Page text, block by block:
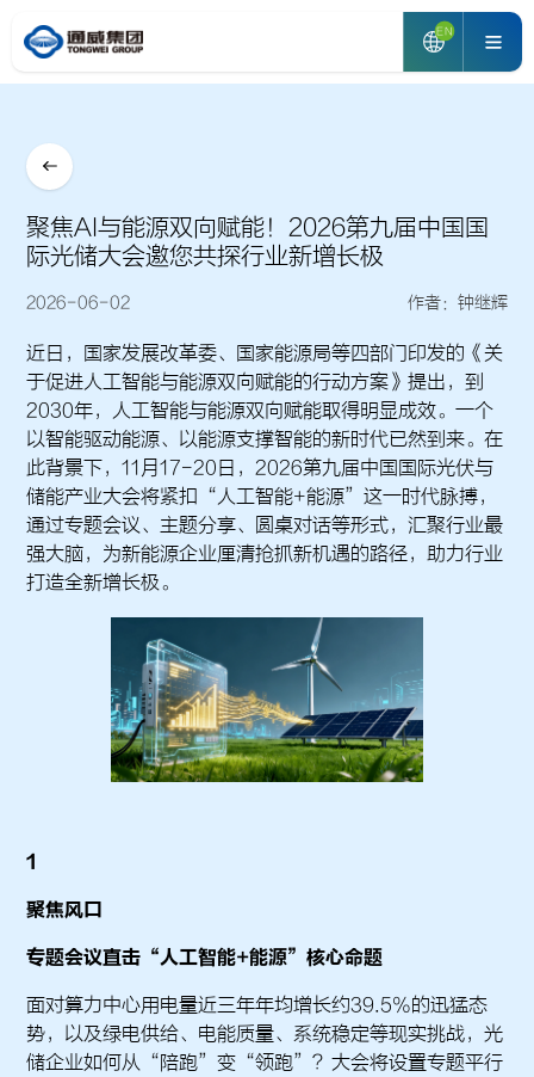
EN
聚焦AI与能源双向赋能！2026第九届中国国
际光储大会邀您共探行业新增长极
2026-06-02 作者：钟继辉
近日，国家发展改革委、国家能源局等四部门印发的《关
于促进人工智能与能源双向赋能的行动方案》提出，到
2030年，人工智能与能源双向赋能取得明显成效。一个
以智能驱动能源、以能源支撑智能的新时代已然到来。在
此背景下，11月17-20日，2026第九届中国国际光伏与
储能产业大会将紧扣“人工智能+能源”这一时代脉搏，
通过专题会议、主题分享、圆桌对话等形式，汇聚行业最
强大脑，为新能源企业厘清抢抓新机遇的路径，助力行业
打造全新增长极。
1
聚焦风口
专题会议直击“人工智能+能源”核心命题
面对算力中心用电量近三年年均增长约39.5%的迅猛态
势，以及绿电供给、电能质量、系统稳定等现实挑战，光
储企业如何从“陪跑”变“领跑”？大会将设置专题平行